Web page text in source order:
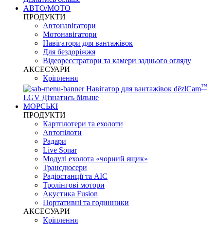
АВТО/МОТО
ПРОДУКТИ
Автонавігатори
Мотонавігатори
Навігатори для вантажівок
Для бездоріжжя
Відеореєстратори та камери заднього огляду
АКСЕСУАРИ
Кріплення
Навігатор для вантажівок dēzlCam™
LGV Дізнатись більше
МОРСЬКІ
ПРОДУКТИ
Картплотери та ехолоти
Автопілоти
Радари
Live Sonar
Модулі ехолота «чорний ящик»
Трансдюсери
Радіостанції та АІС
Тролінгові мотори
Акустика Fusion
Портативні та годинники
АКСЕСУАРИ
Кріплення